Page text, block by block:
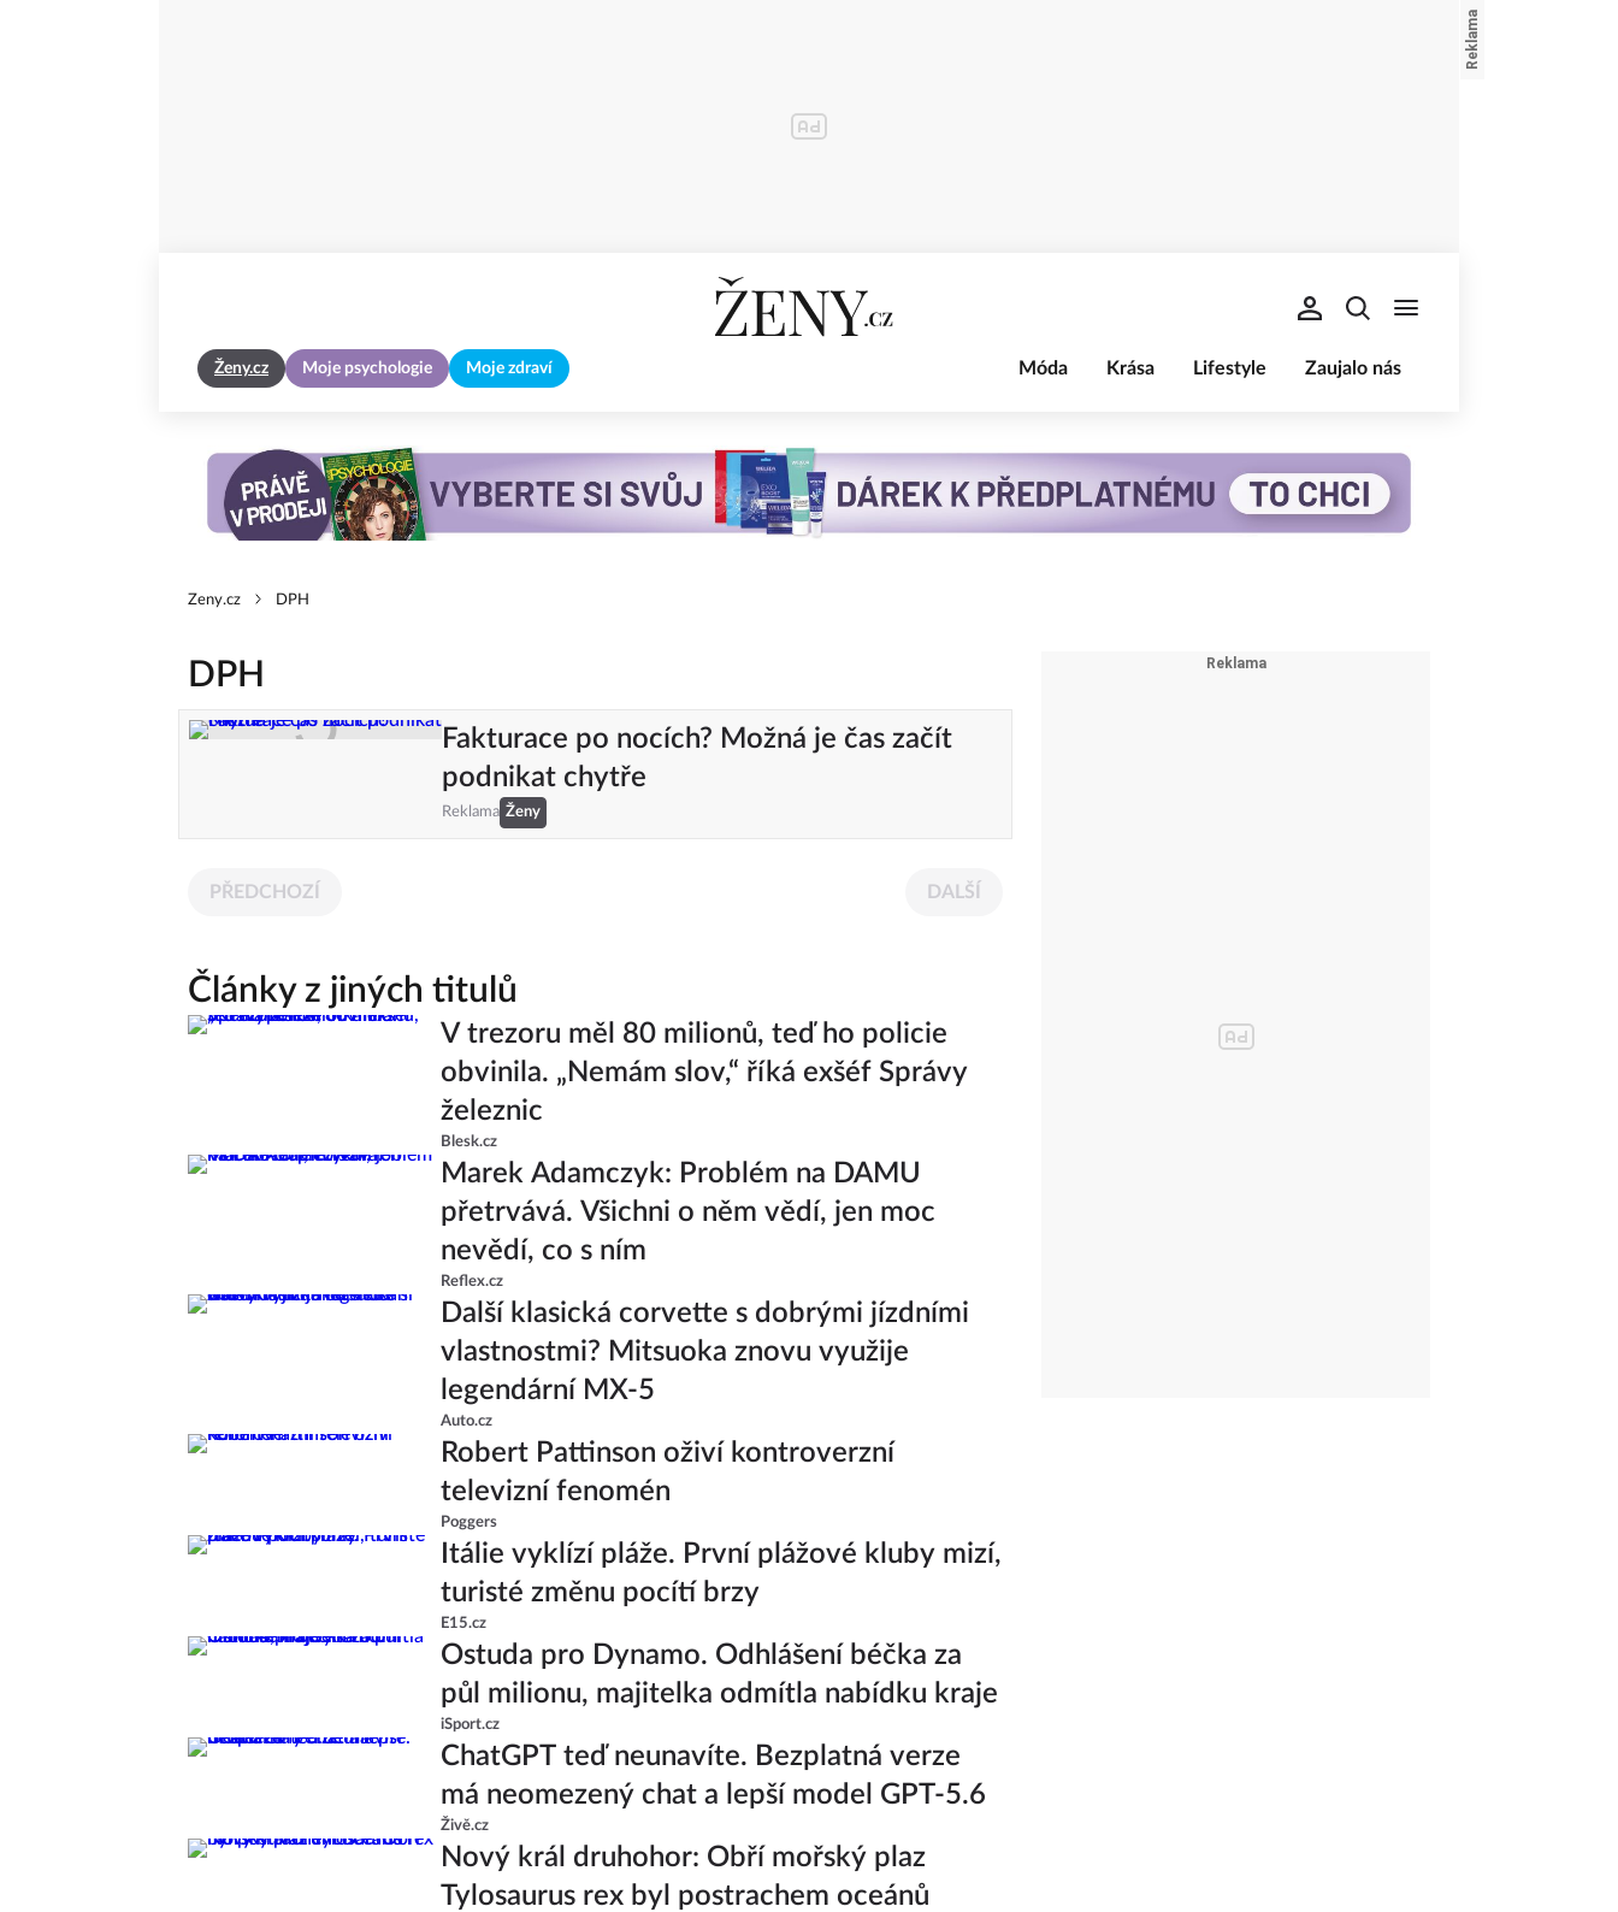
Ženy.cz Moje psychologie Moje zdraví Móda Krása Lifestyle Zaujalo nás
Zeny.cz DPH
DPH
Fakturace po nocích? Možná je čas začít
podnikat chytře
Reklama Ženy
PŘEDCHOZÍ DALŠÍ
Články z jiných titulů
V trezoru měl 80 milionů, teď ho policie
obvinila. „Nemám slov,“ říká exšéf Správy
železnic
Blesk.cz
Marek Adamczyk: Problém na DAMU
přetrvává. Všichni o něm vědí, jen moc
nevědí, co s ním
Reflex.cz
Další klasická corvette s dobrými jízdními
vlastnostmi? Mitsuoka znovu využije
legendární MX-5
Auto.cz
Robert Pattinson oživí kontroverzní
televizní fenomén
Poggers
Itálie vyklízí pláže. První plážové kluby mizí,
turisté změnu pocítí brzy
E15.cz
Ostuda pro Dynamo. Odhlášení béčka za
půl milionu, majitelka odmítla nabídku kraje
iSport.cz
ChatGPT teď neunavíte. Bezplatná verze
má neomezený chat a lepší model GPT-5.6
Živě.cz
Nový král druhohor: Obří mořský plaz
Tylosaurus rex byl postrachem oceánů